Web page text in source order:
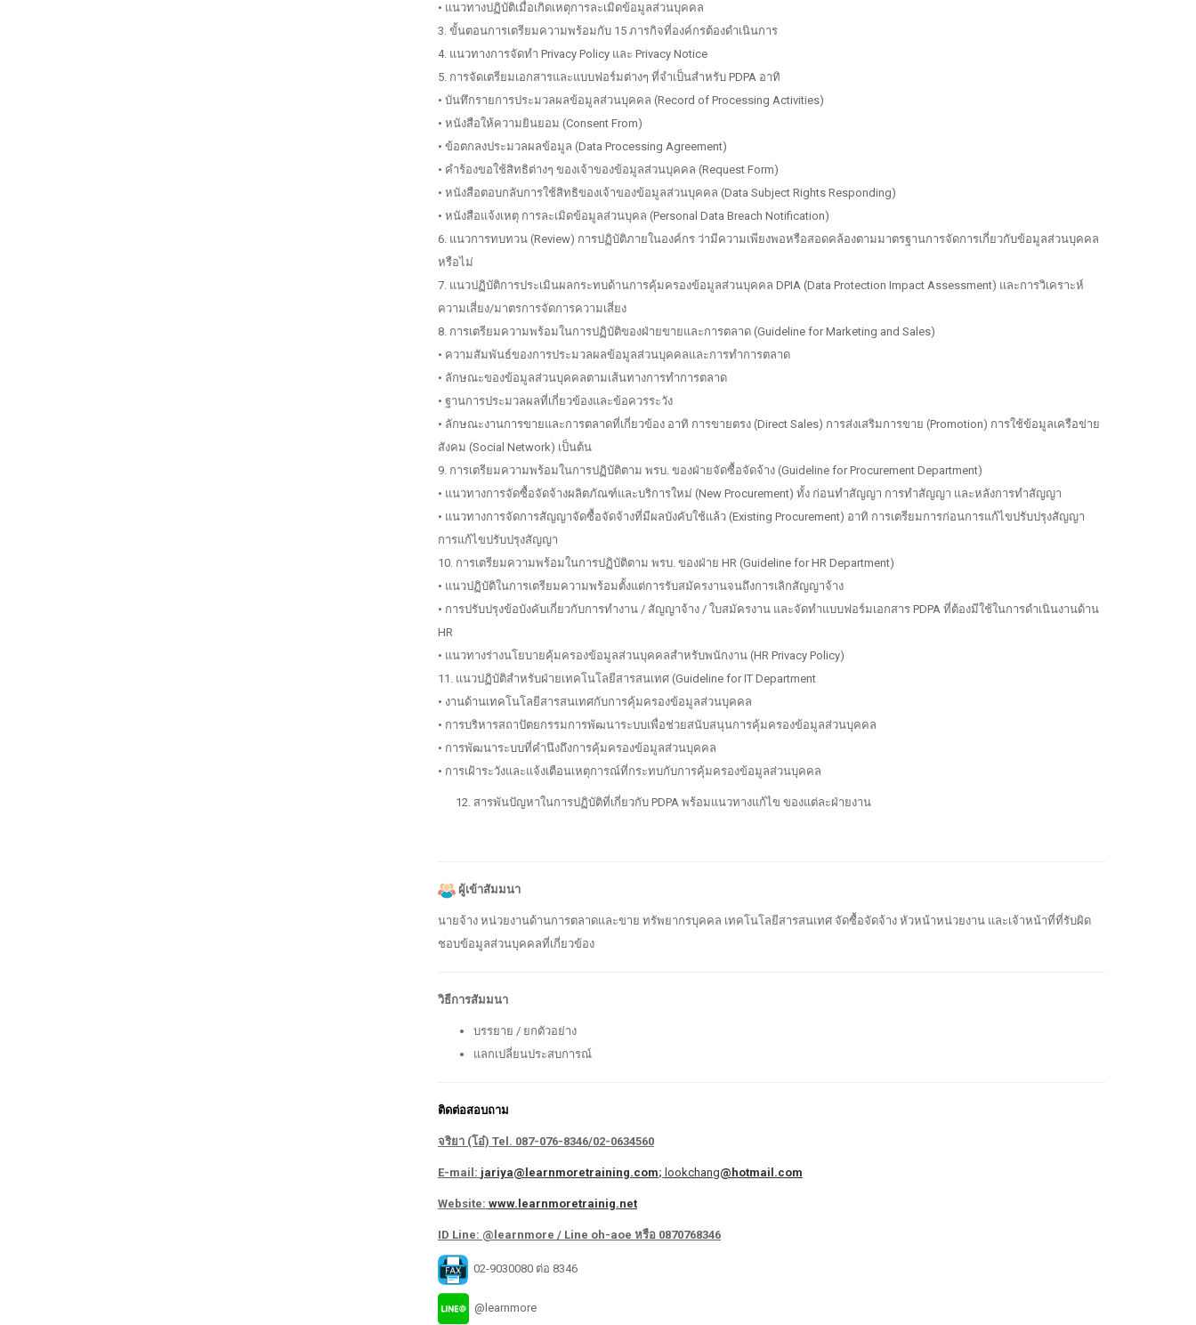
• แนวทางปฏิบัติเมื่อเกิดเหตุการละเมิดข้อมูลส่วนบุคคล
3. ขั้นตอนการเตรียมความพร้อมกับ 15 ภารกิจที่องค์กรต้องดำเนินการ
4. แนวทางการจัดทำ Privacy Policy และ Privacy Notice
5. การจัดเตรียมเอกสารและแบบฟอร์มต่างๆ ที่จำเป็นสำหรับ PDPA อาทิ
• บันทึกรายการประมวลผลข้อมูลส่วนบุคคล (Record of Processing Activities)
• หนังสือให้ความยินยอม (Consent From)
• ข้อตกลงประมวลผลข้อมูล (Data Processing Agreement)
• คำร้องขอใช้สิทธิต่างๆ ของเจ้าของข้อมูลส่วนบุคคล (Request Form)
• หนังสือตอบกลับการใช้สิทธิของเจ้าของข้อมูลส่วนบุคคล (Data Subject Rights Responding)
• หนังสือแจ้งเหตุ การละเมิดข้อมูลส่วนบุคล (Personal Data Breach Notification)
6. แนวการทบทวน (Review) การปฏิบัติภายในองค์กร ว่ามีความเพียงพอหรือสอดคล้องตามมาตรฐานการจัดการเกี่ยวกับข้อมูลส่วนบุคคล
หรือไม่
7. แนวปฏิบัติการประเมินผลกระทบด้านการคุ้มครองข้อมูลส่วนบุคคล DPIA (Data Protection Impact Assessment) และการวิเคราะห์
ความเสี่ยง/มาตรการจัดการความเสี่ยง
8. การเตรียมความพร้อมในการปฏิบัติของฝ่ายขายและการตลาด (Guideline for Marketing and Sales)
• ความสัมพันธ์ของการประมวลผลข้อมูลส่วนบุคคลและการทำการตลาด
• ลักษณะของข้อมูลส่วนบุคคลตามเส้นทางการทำการตลาด
• ฐานการประมวลผลที่เกี่ยวข้องและข้อควรระวัง
• ลักษณะงานการขายและการตลาดที่เกี่ยวข้อง อาทิ การขายตรง (Direct Sales) การส่งเสริมการขาย (Promotion) การใช้ข้อมูลเครือข่าย
สังคม (Social Network) เป็นต้น
9. การเตรียมความพร้อมในการปฏิบัติตาม พรบ. ของฝ่ายจัดซื้อจัดจ้าง (Guideline for Procurement Department)
• แนวทางการจัดซื้อจัดจ้างผลิตภัณฑ์และบริการใหม่ (New Procurement) ทั้ง ก่อนทำสัญญา การทำสัญญา และหลังการทำสัญญา
• แนวทางการจัดการสัญญาจัดซื้อจัดจ้างที่มีผลบังคับใช้แล้ว (Existing Procurement) อาทิ การเตรียมการก่อนการแก้ไขปรับปรุงสัญญา
การแก้ไขปรับปรุงสัญญา
10. การเตรียมความพร้อมในการปฏิบัติตาม พรบ. ของฝ่าย HR (Guideline for HR Department)
• แนวปฏิบัติในการเตรียมความพร้อมตั้งแต่การรับสมัครงานจนถึงการเลิกสัญญาจ้าง
• การปรับปรุงข้อบังคับเกี่ยวกับการทำงาน / สัญญาจ้าง / ใบสมัครงาน และจัดทำแบบฟอร์มเอกสาร PDPA ที่ต้องมีใช้ในการดำเนินงานด้าน
HR
• แนวทางร่างนโยบายคุ้มครองข้อมูลส่วนบุคคลสำหรับพนักงาน (HR Privacy Policy)
11. แนวปฏิบัติสำหรับฝ่ายเทคโนโลยีสารสนเทศ (Guideline for IT Department
• งานด้านเทคโนโลยีสารสนเทศกับการคุ้มครองข้อมูลส่วนบุคคล
• การบริหารสถาปัตยกรรมการพัฒนาระบบเพื่อช่วยสนับสนุนการคุ้มครองข้อมูลส่วนบุคคล
• การพัฒนาระบบที่คำนึงถึงการคุ้มครองข้อมูลส่วนบุคคล
• การเฝ้าระวังและแจ้งเตือนเหตุการณ์ที่กระทบกับการคุ้มครองข้อมูลส่วนบุคคล
สารพันปัญหาในการปฏิบัติที่เกี่ยวกับ PDPA พร้อมแนวทางแก้ไข ของแต่ละฝ่ายงาน
ผู้เข้าสัมมนา
นายจ้าง หน่วยงานด้านการตลาดและขาย ทรัพยากรบุคคล เทคโนโลยีสารสนเทศ จัดซื้อจัดจ้าง หัวหน้าหน่วยงาน และเจ้าหน้าที่ที่รับผิด
ชอบข้อมูลส่วนบุคคลที่เกี่ยวข้อง
วิธีการสัมมนา
บรรยาย / ยกตัวอย่าง
แลกเปลี่ยนประสบการณ์
ติดต่อสอบถาม
จริยา (โอ๋) Tel. 087-076-8346/02-0634560
E-mail: jariya@learnmoretraining.com; lookchang@hotmail.com
Website: www.learnmoretrainig.net
ID Line: @learnmore / Line oh-aoe หรือ 0870768346
02-9030080 ต่อ 8346
@learnmore